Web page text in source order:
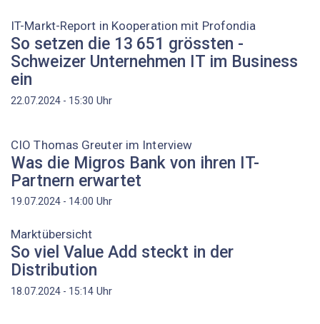
IT-Markt-Report in Kooperation mit Profondia
So setzen die 13 651 grössten ­
Schweizer Unternehmen IT im Business
ein
22.07.2024 - 15:30 Uhr
CIO Thomas Greuter im Interview
Was die Migros Bank von ihren IT-
Partnern erwartet
19.07.2024 - 14:00 Uhr
Marktübersicht
So viel Value Add steckt in der
Distribution
18.07.2024 - 15:14 Uhr